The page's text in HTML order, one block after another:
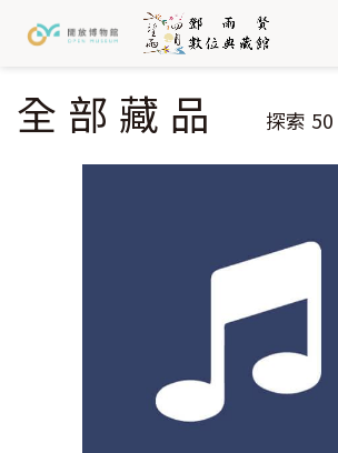
關於我們
Jump to Navigation
Jump to Main content
您在這裡
全部藏品 探索 50